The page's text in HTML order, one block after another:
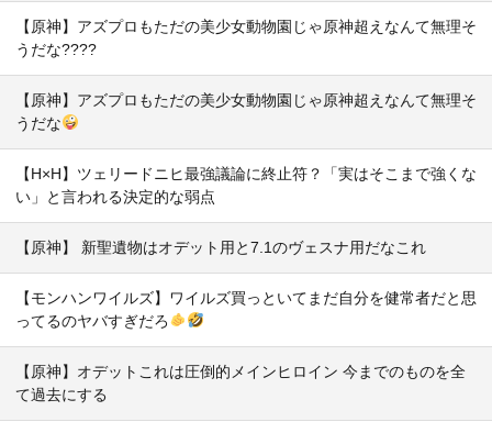
【原神】アズプロもただの美少女動物園じゃ原神超えなんて無理そ
うだな????
【原神】アズプロもただの美少女動物園じゃ原神超えなんて無理そ
うだな
【H×H】ツェリードニヒ最強議論に終止符？「実はそこまで強くな
い」と言われる決定的な弱点
【原神】 新聖遺物はオデット用と7.1のヴェスナ用だなこれ
【モンハンワイルズ】ワイルズ買っといてまだ自分を健常者だと思
ってるのヤバすぎだろ
【原神】オデットこれは圧倒的メインヒロイン 今までのものを全
て過去にする